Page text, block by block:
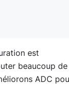
est
beaucoup de
ADC